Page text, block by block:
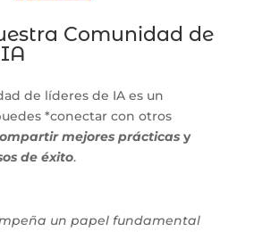
Comunidad de
de líderes de IA es un
*conectar con otros
mejores prácticasy
de éxito.
un papel fundamental